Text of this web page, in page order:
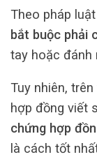
Theo pháp
bắt buộc phải
tay hoặc đánh
Tuy nhiên,
hợp đồng viết
chứng hợp
là cách tốt